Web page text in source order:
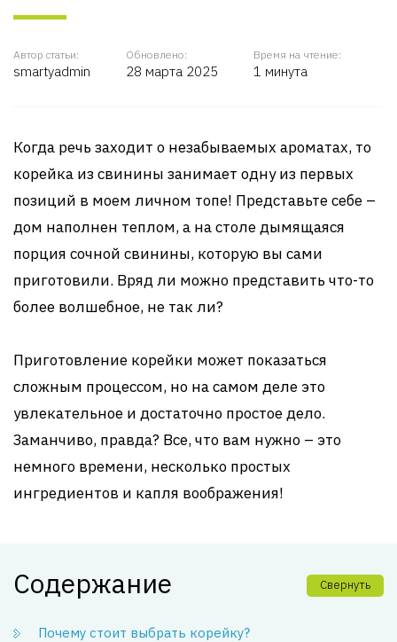
Автор статьи:
smartyadmin
Обновлено:
28 марта 2025
Время на чтение:
1 минута
Когда речь заходит о незабываемых ароматах, то
корейка из свинины занимает одну из первых
позиций в моем личном топе! Представьте себе –
дом наполнен теплом, а на столе дымящаяся
порция сочной свинины, которую вы сами
приготовили. Вряд ли можно представить что-то
более волшебное, не так ли?
Приготовление корейки может показаться
сложным процессом, но на самом деле это
увлекательное и достаточно простое дело.
Заманчиво, правда? Все, что вам нужно – это
немного времени, несколько простых
ингредиентов и капля воображения!
Содержание Свернуть
Почему стоит выбрать корейку?